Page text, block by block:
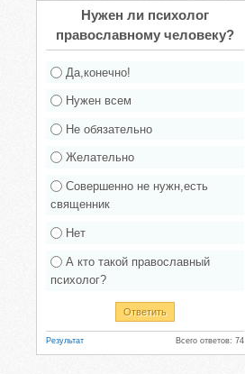
Нужен ли психолог
православному человеку?
Да,конечно!
Нужен всем
Не обязательно
Желательно
Совершенно не нужн,есть
священник
Нет
А кто такой православный
психолог?
Результат Всего ответов: 74